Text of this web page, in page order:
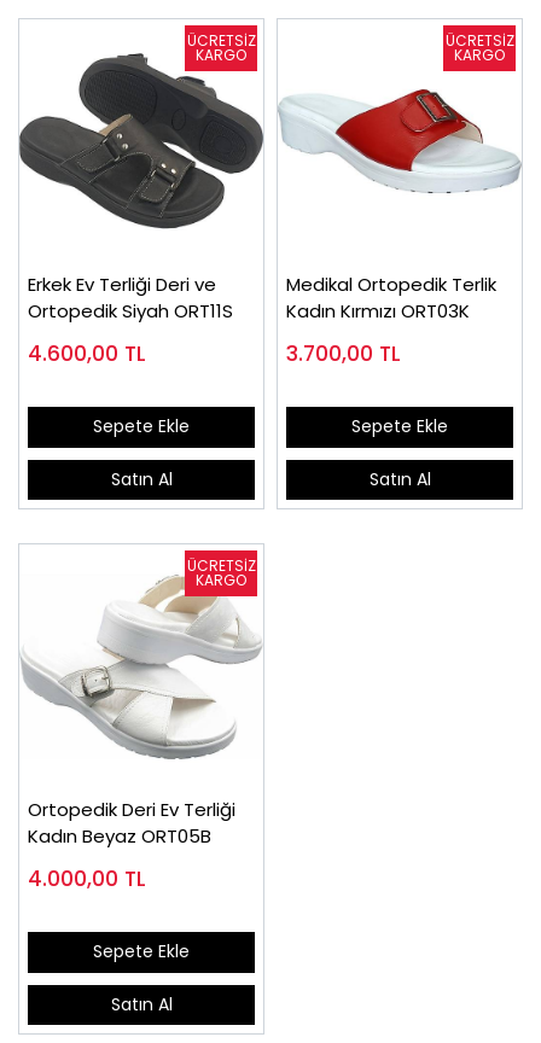
Erkek Ev Terliği Deri ve
Ortopedik Siyah ORT11S
4.600,00 TL
Sepete Ekle
Satın Al
Medikal Ortopedik Terlik
Kadın Kırmızı ORT03K
3.700,00 TL
Sepete Ekle
Satın Al
Ortopedik Deri Ev Terliği
Kadın Beyaz ORT05B
4.000,00 TL
Sepete Ekle
Satın Al